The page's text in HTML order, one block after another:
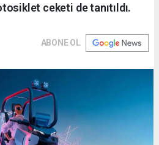
ceketi de tanıtıldı.
ABONE OL